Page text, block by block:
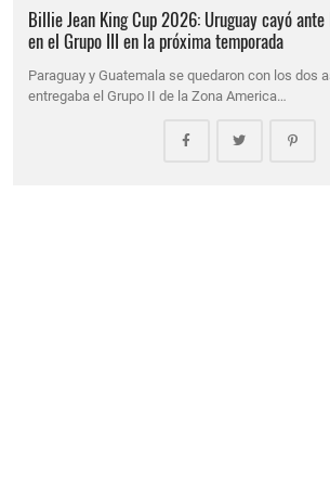
Billie Jean King Cup 2026: Uruguay cayó
en el Grupo III en la próxima temporada
Paraguay y Guatemala se quedaron con los dos
entregaba el Grupo II de la Zona America…